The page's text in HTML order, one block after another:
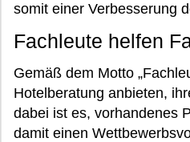
somit einer Verbesserung
Fachleute helfen
Gemäß dem Motto
Hotelberatung anbieten,
dabei ist es, vorhandenes
damit einen